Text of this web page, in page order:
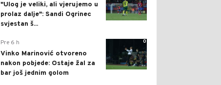
"Ulog je veliki, ali vjerujemo u
prolaz dalje": Sandi Ogrinec
svjestan š...
0
Pre 6 h
Vinko Marinović otvoreno
nakon pobjede: Ostaje žal za
bar još jednim golom